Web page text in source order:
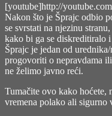
[youtube]http://
Nakon što je Šprajc odbio
se svrstati na njezinu
kako bi ga se diskreditiralo
Šprajc je jedan od
progovoriti o nepravdama
ne želimo javno reći.
Tumačite ovo kako hoćete,
vremena polako ali sigurno